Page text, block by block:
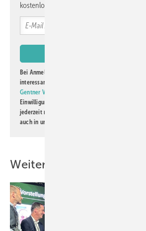
kostenlos direkt ins Postfach.
Bei Anmeldung zu diesem Newsletter bin ich
interessante Verlags- und Online-Angebote
Gentner Verlag GmbH & Co. KG
Einwilligung kann ich jederzeit widerrufen und
jederzeit möglich. Informationen zum Umgang
auch in unserer
Weitere Inhalte